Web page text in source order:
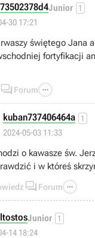
Junior 1
30 17:21
świętego Jana
fortyfikacji
 Forum 
kuban737406464a 1
2024-05-03 11:33
o kawasze św.
i w któreś
 Forum 
Junior 1
14 18:24